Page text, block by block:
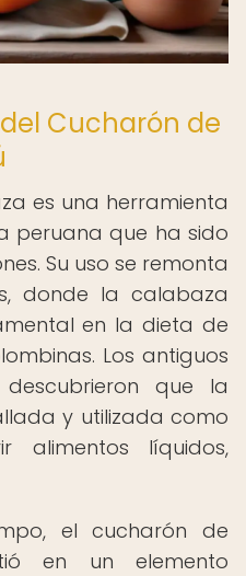
Cucharón de
es una herramienta
peruana que ha sido
Su uso se remonta
donde la calabaza
en la dieta de
Los antiguos
que la
y utilizada como
alimentos líquidos,
el cucharón de
en un elemento